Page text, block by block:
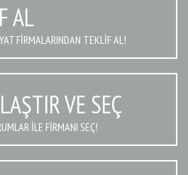
AL
FIRMALARINDAN TEKLIF AL!
VE SEÇ
İLE FIRMANI SEÇ!